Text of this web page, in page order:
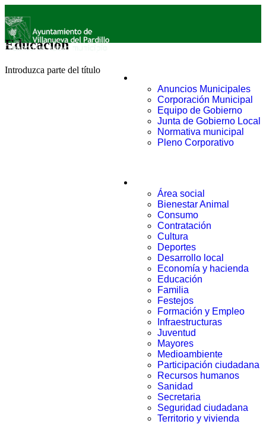
Anuncios Municipales
Corporación Municipal
Equipo de Gobierno
Junta de Gobierno Local
Normativa municipal
Pleno Corporativo
Área social
Bienestar Animal
Consumo
Contratación
Cultura
Deportes
Desarrollo local
Economía y hacienda
Educación
Familia
Festejos
Formación y Empleo
Infraestructuras
Juventud
Mayores
Medioambiente
Participación ciudadana
Recursos humanos
Sanidad
Secretaria
Seguridad ciudadana
Territorio y vivienda
Educación
Introduzca parte del título